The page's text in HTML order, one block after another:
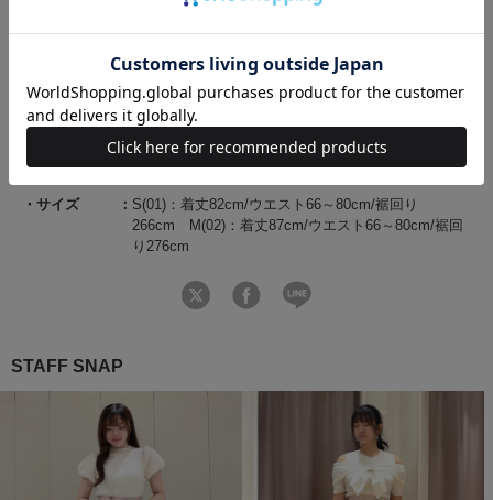
商品コード 20082522100009 33 02
WILLSELECTION（ウィルセレクション）
素材
表地：ポリエステル100％ 裏地：ポリエステル
100％
原産国 中国
サイズ
S(01)：着丈82cm/ウエスト66～80cm/裾回り
266cm M(02)：着丈87cm/ウエスト66～80cm/裾回
り276cm
STAFF SNAP